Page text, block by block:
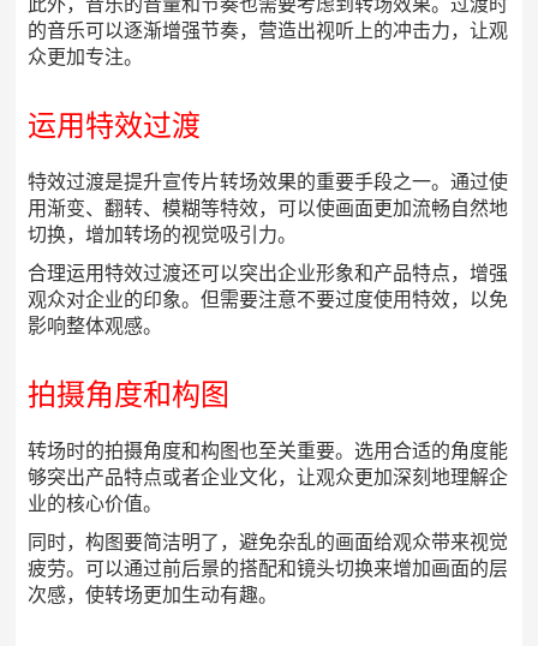
此外，音乐的音量和节奏也需要考虑到转场效果。过渡时
的音乐可以逐渐增强节奏，营造出视听上的冲击力，让观
众更加专注。
运用特效过渡
特效过渡是提升宣传片转场效果的重要手段之一。通过使
用渐变、翻转、模糊等特效，可以使画面更加流畅自然地
切换，增加转场的视觉吸引力。
合理运用特效过渡还可以突出企业形象和产品特点，增强
观众对企业的印象。但需要注意不要过度使用特效，以免
影响整体观感。
拍摄角度和构图
转场时的拍摄角度和构图也至关重要。选用合适的角度能
够突出产品特点或者企业文化，让观众更加深刻地理解企
业的核心价值。
同时，构图要简洁明了，避免杂乱的画面给观众带来视觉
疲劳。可以通过前后景的搭配和镜头切换来增加画面的层
次感，使转场更加生动有趣。